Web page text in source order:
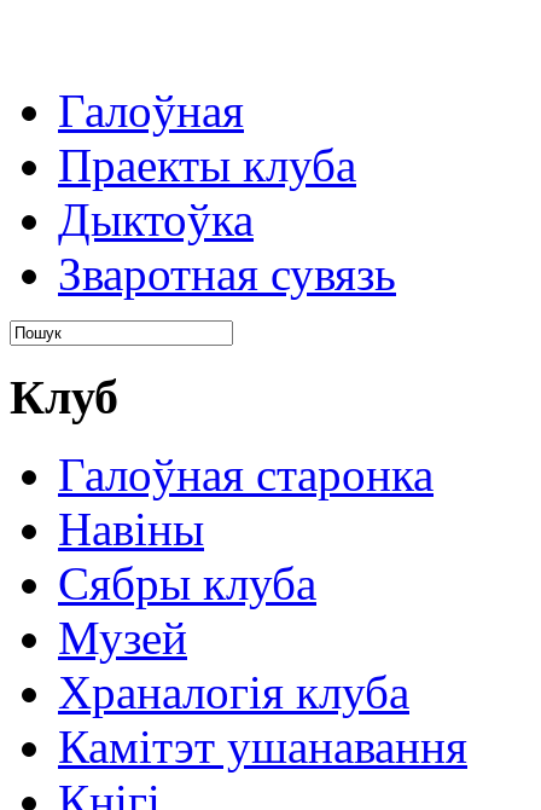
Галоўная
Праекты клуба
Дыктоўка
Зваротная сувязь
Клуб
Галоўная старонка
Навіны
Сябры клуба
Музей
Храналогія клуба
Камітэт ушанавання